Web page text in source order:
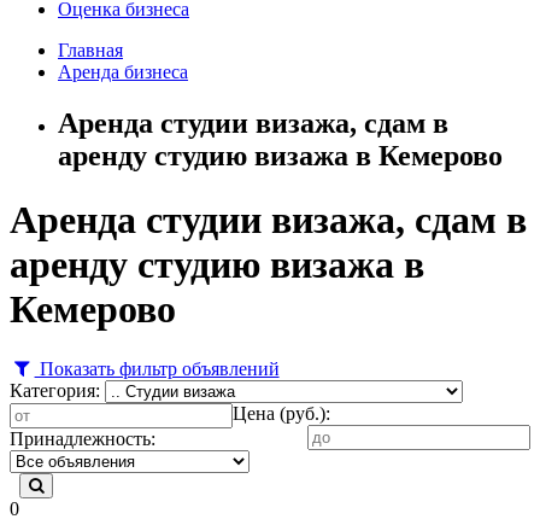
Оценка бизнеса
Главная
Аренда бизнеса
Аренда студии визажа, сдам в
аренду студию визажа в Кемерово
Аренда студии визажа, сдам в
аренду студию визажа в
Кемерово
Показать фильтр объявлений
Категория:
Цена (руб.):
Принадлежность:
0